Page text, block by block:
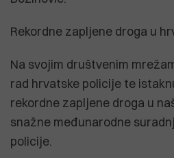
Rekordne zapljene droga u
Na svojim društvenim
rad hrvatske policije te
rekordne zapljene droga u
snažne međunarodne
policije.